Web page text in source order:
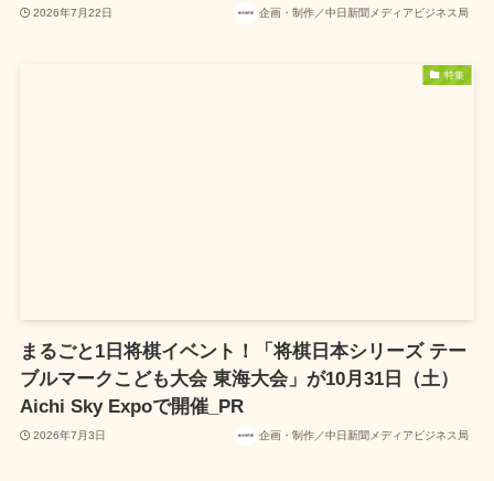
2026年7月22日 企画・制作／中日新聞メディアビジネス局
特集
まるごと1日将棋イベント！「将棋日本シリーズ テー
ブルマークこども大会 東海大会」が10月31日（土）
Aichi Sky Expoで開催_PR
2026年7月3日 企画・制作／中日新聞メディアビジネス局